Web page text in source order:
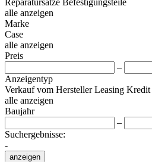
alle anzeigen
Marke
Case
alle anzeigen
Preis
–
Anzeigentyp
Verkauf vom Hersteller Leasing Kredit
alle anzeigen
Baujahr
–
Suchergebnisse:
-
anzeigen